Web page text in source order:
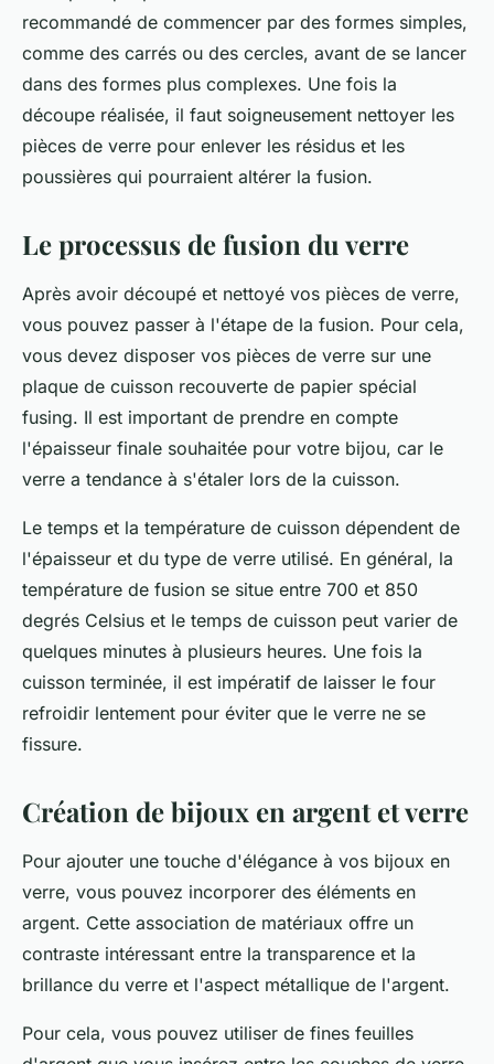
recommandé de commencer par des formes simples,
comme des carrés ou des cercles, avant de se lancer
dans des formes plus complexes. Une fois la
découpe réalisée, il faut soigneusement nettoyer les
pièces de verre pour enlever les résidus et les
poussières qui pourraient altérer la fusion.
Le processus de fusion du verre
Après avoir découpé et nettoyé vos pièces de verre,
vous pouvez passer à l'étape de la fusion. Pour cela,
vous devez disposer vos pièces de verre sur une
plaque de cuisson recouverte de papier spécial
fusing. Il est important de prendre en compte
l'épaisseur finale souhaitée pour votre bijou, car le
verre a tendance à s'étaler lors de la cuisson.
Le temps et la température de cuisson dépendent de
l'épaisseur et du type de verre utilisé. En général, la
température de fusion se situe entre 700 et 850
degrés Celsius et le temps de cuisson peut varier de
quelques minutes à plusieurs heures. Une fois la
cuisson terminée, il est impératif de laisser le four
refroidir lentement pour éviter que le verre ne se
fissure.
Création de bijoux en argent et verre
Pour ajouter une touche d'élégance à vos bijoux en
verre, vous pouvez incorporer des éléments en
argent. Cette association de matériaux offre un
contraste intéressant entre la transparence et la
brillance du verre et l'aspect métallique de l'argent.
Pour cela, vous pouvez utiliser de fines feuilles